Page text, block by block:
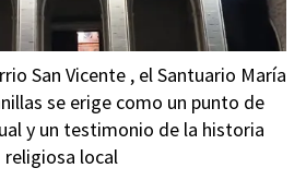
San Vicente , el Santuario María
se erige como un punto de
y un testimonio de la historia
religiosa local